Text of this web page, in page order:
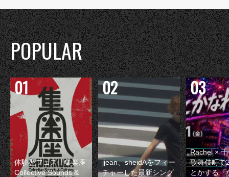
POPULAR
体験型フェス『集楽座
Collective Sounds &
jjean、sheidAをフィー
チャーした最新シング
Rachel ×
歌舞伎町で
とかする『